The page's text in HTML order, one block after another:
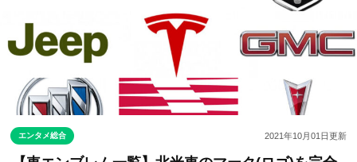
エンタメ総合 2021年10月01日更新